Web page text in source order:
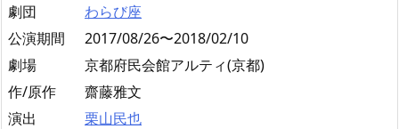
劇団
わらび座
公演期間
2017/08/26〜2018/02/10
劇場
京都府民会館アルティ(京都)
作/原作
齋藤雅文
演出
栗山民也